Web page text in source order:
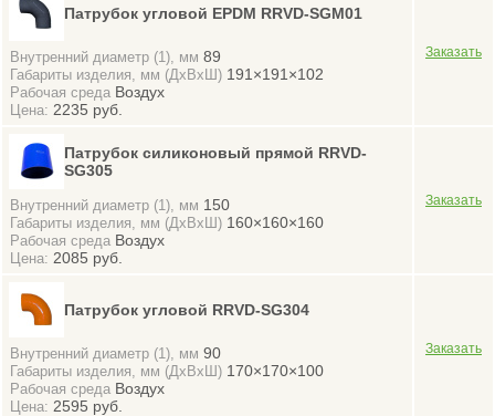
Патрубок угловой EPDM RRVD-SGM01
Внутренний диаметр (1), мм 89
Габариты изделия, мм (ДхВхШ) 191×191×102
Рабочая среда Воздух
Цена: 2235 руб.
Патрубок силиконовый прямой RRVD-
SG305
Внутренний диаметр (1), мм 150
Габариты изделия, мм (ДхВхШ) 160×160×160
Рабочая среда Воздух
Цена: 2085 руб.
Патрубок угловой RRVD-SG304
Внутренний диаметр (1), мм 90
Габариты изделия, мм (ДхВхШ) 170×170×100
Рабочая среда Воздух
Цена: 2595 руб.